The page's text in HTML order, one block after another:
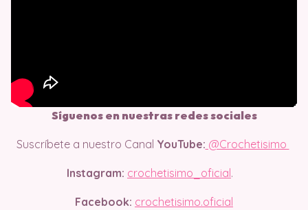
Síguenos en nuestras redes sociales
Suscríbete a nuestro Canal YouTube: @Crochetisimo
Instagram: crochetisimo_oficial .
Facebook: crochetisimo.oficial